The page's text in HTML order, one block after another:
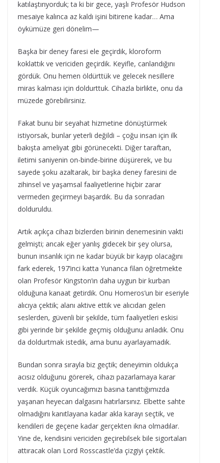
katılaştırıyorduk; ta ki bir gece, yaşlı Profesör Hudson
mesaiye kalınca az kaldı işini bitirene kadar… Ama
öykümüze geri dönelim—
Başka bir deney faresi ele geçirdik, kloroform
koklattık ve vericiden geçirdik. Keyifle, canlandığını
gördük. Onu hemen öldürttük ve gelecek nesillere
miras kalması için doldurttuk. Cihazla birlikte, onu da
müzede görebilirsiniz.
Fakat bunu bir seyahat hizmetine dönüştürmek
istiyorsak, bunlar yeterli değildi – çoğu insan için ilk
bakışta ameliyat gibi görünecekti. Diğer taraftan,
iletimi saniyenin on-binde-birine düşürerek, ve bu
sayede şoku azaltarak, bir başka deney faresini de
zihinsel ve yaşamsal faaliyetlerine hiçbir zarar
vermeden geçirmeyi başardık. Bu da sonradan
dolduruldu.
Artık açıkça cihazı bizlerden birinin denemesinin vakti
gelmişti; ancak eğer yanlış gidecek bir şey olursa,
bunun insanlık için ne kadar büyük bir kayıp olacağını
fark ederek, 197’inci katta Yunanca filan öğretmekte
olan Profesör Kingston’ın daha uygun bir kurban
olduğuna kanaat getirdik. Onu Homeros’un bir eseriyle
alıcıya çektik; alanı aktive ettik ve alıcıdan gelen
seslerden, güvenli bir şekilde, tüm faaliyetleri eskisi
gibi yerinde bir şekilde geçmiş olduğunu anladık. Onu
da doldurtmak istedik, ama bunu ayarlayamadık.
Bundan sonra sırayla biz geçtik; deneyimin oldukça
acısız olduğunu görerek, cihazı pazarlamaya karar
verdik. Küçük oyuncağımızı basına tanıttığımızda
yaşanan heyecan dalgasını hatırlarsınız. Elbette sahte
olmadığını kanıtlayana kadar akla karayı seçtik, ve
kendileri de geçene kadar gerçekten ikna olmadılar.
Yine de, kendisini vericiden geçirebilsek bile sigortaları
attıracak olan Lord Rosscastle’da çizgiyi çektik.